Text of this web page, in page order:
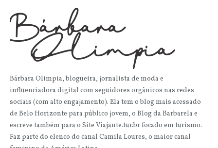
Bárbara Olimpia, blogueira, jornalista de moda e
influenciadora digital com seguidores orgânicos nas redes
sociais (com alto engajamento). Ela tem o blog mais acessado
de Belo Horizonte para público jovem, o Blog da Barbarela e
escreve também para o Site Viajante.tur.br focado em turismo.
Faz parte do elenco do canal Camila Loures, o maior canal